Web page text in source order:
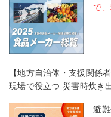
で
【地方自治体・支援関係者
現場で役立つ 災害時炊き
避